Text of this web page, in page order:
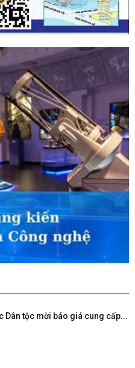
Dân tộc mời báo giá cung cấp...